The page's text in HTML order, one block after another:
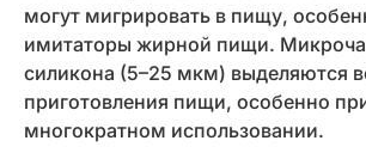
могут мигрировать в пищу,
имитаторы жирной пищи.
силикона (5–25 мкм) выделяются
приготовления пищи, особенно
многократном использовании.